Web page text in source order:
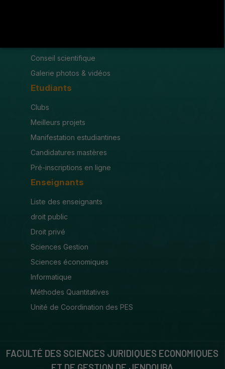
Conseil scientifique
Galerie photos & vidéos
Etudiants
Clubs
Meilleurs projets
Manifestation estudiantines
Candidatures mastères
Pré-inscriptions en ligne
Enseignants
Liste des enseignants
droit public
Droit privé
Sciences Gestion
Sciences économiques
Informatique
Méthodes Quantitatives
Unité de Coordination des PES
FACULTÉ DES SCIENCES JURIDIQUES ECONOMIQUES